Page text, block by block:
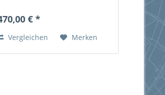
für den VW T5 und T6 ab
ist nur im...
€ *
Vergleichen Merken